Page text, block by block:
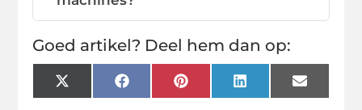
Goed artikel? Deel hem dan op:
X
(Twitter)
FacebookPinterestLinkedInEmail